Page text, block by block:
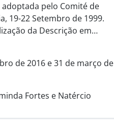
pelo Comité de
19-22 Setembro de 1999.
da Descrição em…
de 2016 e 31 de março de
Fortes e Natércio